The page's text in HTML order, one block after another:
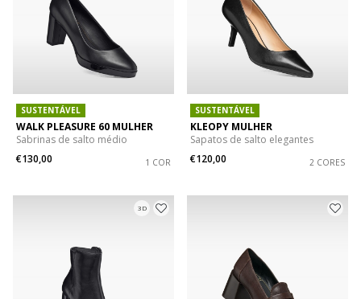
SUSTENTÁVEL
WALK PLEASURE 60 MULHER
Sabrinas de salto médio
€130,00
1 COR
SUSTENTÁVEL
KLEOPY MULHER
Sapatos de salto elegantes
€120,00
2 CORES
3D